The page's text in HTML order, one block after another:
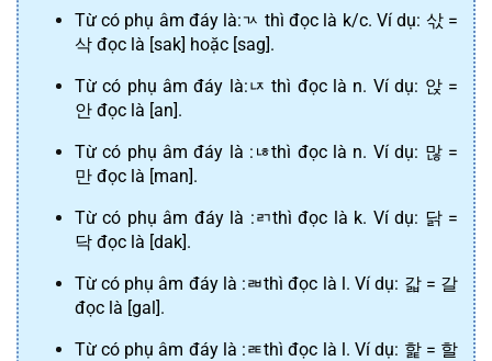
Từ có phụ âm đáy là:ㄳ thì đọc là k/c. Ví dụ: 삯
삭 đọc là [sak] hoặc [sag].
Từ có phụ âm đáy là:ㄵ thì đọc là n. Ví dụ: 앉
안 đọc là [an].
Từ có phụ âm đáy là : ㄶthì đọc là n. Ví dụ: 많
만 đọc là [man].
Từ có phụ âm đáy là :ㄺthì đọc là k. Ví dụ: 닭
닥 đọc là [dak].
Từ có phụ âm đáy là :ㄼthì đọc là l. Ví dụ: 갋 = 갈
đọc là [gal].
Từ có phụ âm đáy là :ㄾthì đọc là l. Ví dụ: 핥 = 할